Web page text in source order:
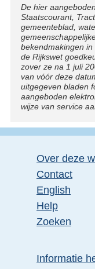
Disclaimer
De hier
Staatscourant,
gemeenteblad,
bekendmakingen
de Rijkswet
zover ze na 1 juli
van vóór deze
uitgegeven bladen
aangeboden
wijze van service
Over deze
Contact
English
Help
Zoeken
Informatie